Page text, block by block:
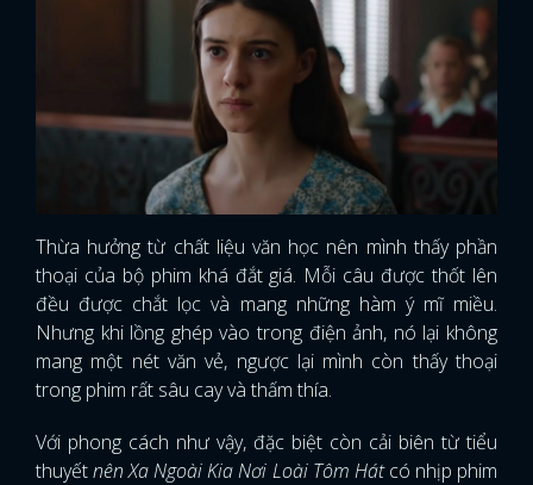
Thừa hưởng từ chất liệu văn học nên mình thấy phần
thoại của bộ phim khá đắt giá. Mỗi câu được thốt lên
đều được chắt lọc và mang những hàm ý mĩ miều.
Nhưng khi lồng ghép vào trong điện ảnh, nó lại không
mang một nét văn vẻ, ngược lại mình còn thấy thoại
trong phim rất sâu cay và thấm thía.
Với phong cách như vậy, đặc biệt còn cải biên từ tiểu
thuyếtnên Xa Ngoài Kia Nơi Loài Tôm Hátcó nhịp phim